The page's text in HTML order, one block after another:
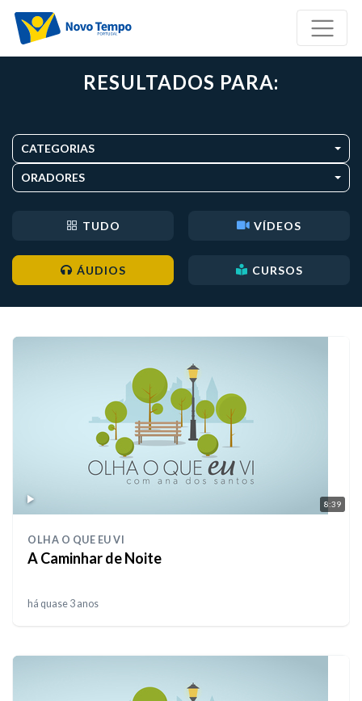
RESULTADOS PARA:
CATEGORIAS
ORADORES
TUDO VÍDEOS
ÁUDIOS CURSOS
8:39
OLHA O QUE EU VI
A Caminhar de Noite
há quase 3 anos